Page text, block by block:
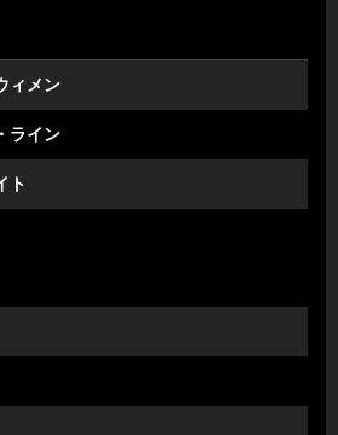
ィメン
ライン
ト